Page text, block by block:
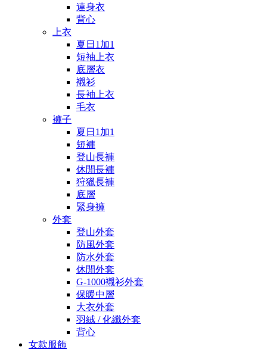
連身衣
背心
上衣
夏日1加1
短袖上衣
底層衣
襯衫
長袖上衣
毛衣
褲子
夏日1加1
短褲
登山長褲
休閒長褲
狩獵長褲
底層
緊身褲
外套
登山外套
防風外套
防水外套
休閒外套
G-1000襯衫外套
保暖中層
大衣外套
羽絨 / 化纖外套
背心
女款服飾